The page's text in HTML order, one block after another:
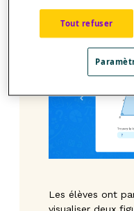
correspondants
Les élèves ont
visualiser deux
Tout refuser